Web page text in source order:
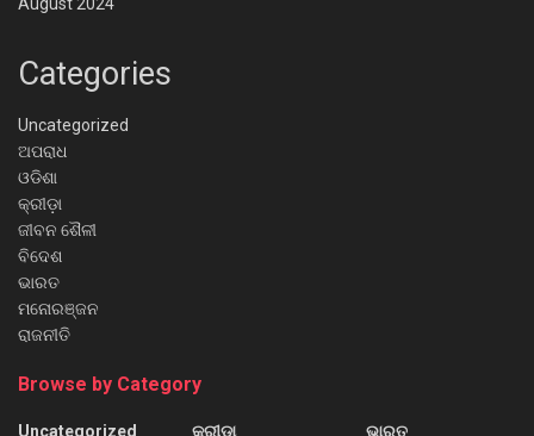
August 2024
Categories
Uncategorized
ଅପରାଧ
ଓଡିଶା
କ୍ରୀଡ଼ା
ଜୀବନ ଶୈଳୀ
ବିଦେଶ
ଭାରତ
ମନୋରଞ୍ଜନ
ରାଜନୀତି
Browse by Category
Uncategorized କ୍ରୀଡ଼ା ଭାରତ